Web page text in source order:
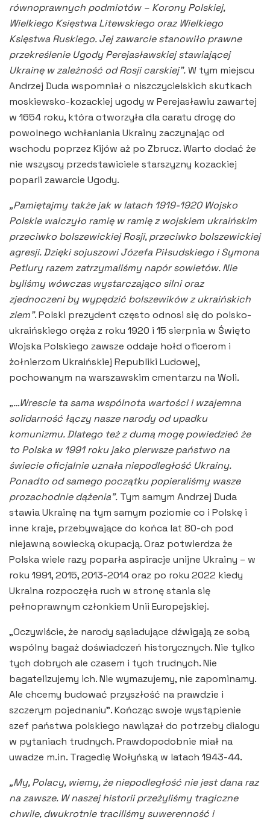
równoprawnych podmiotów – Korony Polskiej,
Wielkiego Księstwa Litewskiego oraz Wielkiego
Księstwa Ruskiego. Jej zawarcie stanowiło prawne
przekreślenie Ugody Perejasławskiej stawiającej
Ukrainę w zależność od Rosji carskiej”.W tym miejscu
Andrzej Duda wspomniał o niszczycielskich skutkach
moskiewsko-kozackiej ugody w Perejasławiu zawartej
w 1654 roku, która otworzyła dla caratu drogę do
powolnego wchłaniania Ukrainy zaczynając od
wschodu poprzez Kijów aż po Zbrucz. Warto dodać że
nie wszyscy przedstawiciele starszyzny kozackiej
poparli zawarcie Ugody.
„Pamiętajmy także jak w latach 1919-1920 Wojsko
Polskie walczyło ramię w ramię z wojskiem ukraińskim
przeciwko bolszewickiej Rosji, przeciwko bolszewickiej
agresji. Dzięki sojuszowi Józefa Piłsudskiego i Symona
Petlury razem zatrzymaliśmy napór sowietów. Nie
byliśmy wówczas wystarczająco silni oraz
zjednoczeni by wypędzić bolszewików z ukraińskich
ziem”. Polski prezydent często odnosi się do polsko-
ukraińskiego oręża z roku 1920 i 15 sierpnia w Święto
Wojska Polskiego zawsze oddaje hołd oficerom i
żołnierzom Ukraińskiej Republiki Ludowej,
pochowanym na warszawskim cmentarzu na Woli.
„…Wrescie ta sama wspólnota wartości i wzajemna
solidarność łączy nasze narody od upadku
komunizmu. Dlatego też z dumą mogę powiedzieć że
to Polska w 1991 roku jako pierwsze państwo na
świecie oficjalnie uznała niepodległość Ukrainy.
Ponadto od samego początku popieraliśmy wasze
prozachodnie dążenia”. Tym samym Andrzej Duda
stawia Ukrainę na tym samym poziomie co i Polskę i
inne kraje, przebywające do końca lat 80-ch pod
niejawną sowiecką okupacją. Oraz potwierdza że
Polska wiele razy poparła aspiracje unijne Ukrainy – w
roku 1991, 2015, 2013-2014 oraz po roku 2022 kiedy
Ukraina rozpoczęła ruch w stronę stania się
pełnoprawnym członkiem Unii Europejskiej.
„Oczywiście, że narody sąsiadujące dźwigają ze sobą
wspólny bagaż doświadczeń historycznych. Nie tylko
tych dobrych ale czasem i tych trudnych. Nie
bagatelizujemy ich. Nie wymazujemy, nie zapominamy.
Ale chcemy budować przyszłość na prawdzie i
szczerym pojednaniu”. Kończąc swoje wystąpienie
szef państwa polskiego nawiązał do potrzeby dialogu
w pytaniach trudnych. Prawdopodobnie miał na
uwadze m.in. Tragedię Wołyńską w latach 1943-44.
„My, Polacy, wiemy, że niepodległość nie jest dana raz
na zawsze. W naszej historii przeżyliśmy tragiczne
chwile, dwukrotnie traciliśmy suwerenność i